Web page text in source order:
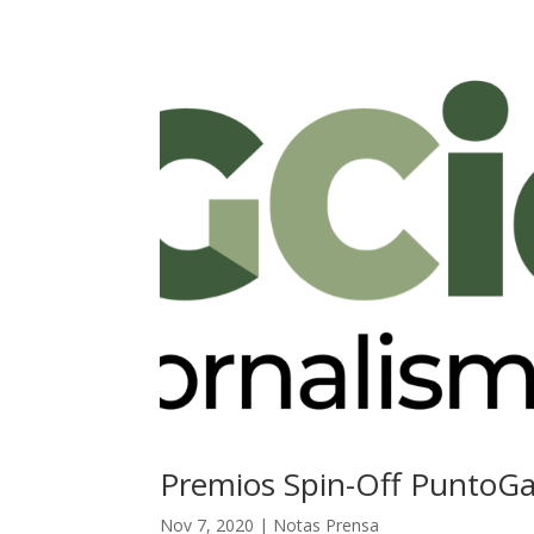
Premios Spin-Off
Nov 7, 2020 | Notas Prensa